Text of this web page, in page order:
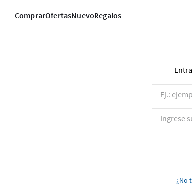
ComprarOfertasNuevoRegalos
¿No